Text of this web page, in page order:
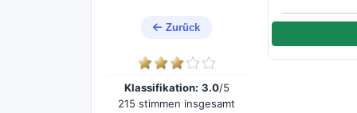
Zurück
Klassifikation: 3.0/5
215 stimmen insgesamt